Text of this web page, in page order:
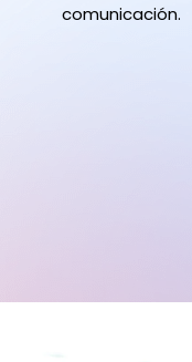
comunicación.